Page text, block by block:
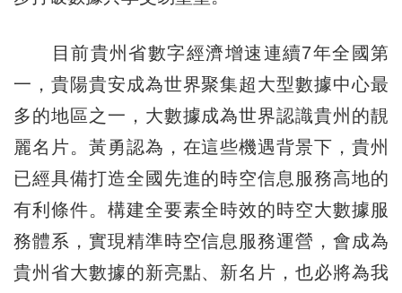
目前貴州省數字經濟增速連續7年全國第
一，貴陽貴安成為世界聚集超大型數據中心最
多的地區之一，大數據成為世界認識貴州的靚
麗名片。黃勇認為，在這些機遇背景下，貴州
已經具備打造全國先進的時空信息服務高地的
有利條件。構建全要素全時效的時空大數據服
務體系，實現精準時空信息服務運營，會成為
貴州省大數據的新亮點、新名片，也必將為我